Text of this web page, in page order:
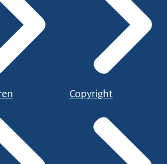
Copyright